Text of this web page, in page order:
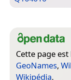
Cette page
GeoNames,
Wikipédia.